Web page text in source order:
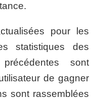
pour les
statistiques des
sont
de gagner
sont rassemblées